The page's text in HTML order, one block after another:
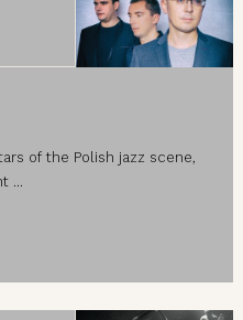
of the Polish jazz scene,
...